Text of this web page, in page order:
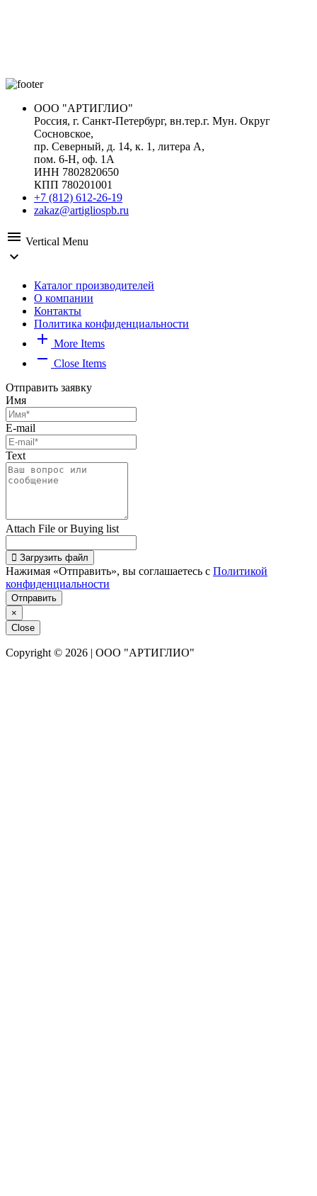
ООО "АРТИГЛИО"
Россия, г. Санкт-Петербург, вн.тер.г. Мун. Округ
Сосновское,
пр. Северный, д. 14, к. 1, литера А,
пом. 6-Н, оф. 1А
ИНН 7802820650
КПП 780201001
+7 (812) 612-26-19
zakaz@artigliospb.ru
menu Vertical Menu
expand_more
Каталог производителей
О компании
Контакты
Политика конфиденциальности
add More Items
remove Close Items
Отправить заявку
Имя
E-mail
Text
Attach File or Buying list
Загрузить файл
Нажимая «Отправить», вы соглашаетесь с Политикой
конфиденциальности
Отправить
×
Close
Copyright © 2026 | ООО "АРТИГЛИО"